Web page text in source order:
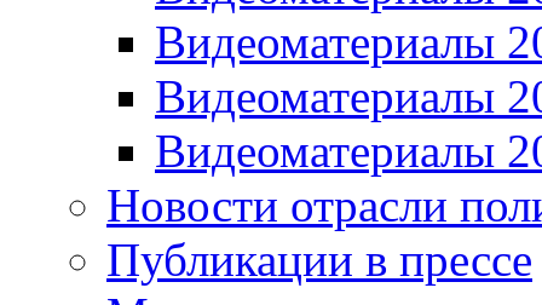
Видеоматериалы
Видеоматериалы
Видеоматериалы
Новости отрасли
Публикации в прессе